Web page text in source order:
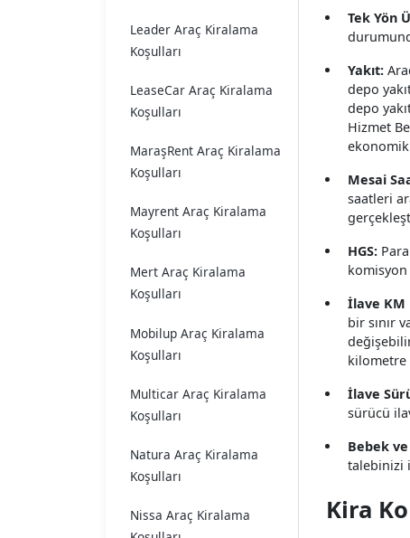
Leader Araç Kiralama
Koşulları
LeaseCar Araç Kiralama
Koşulları
MaraşRent Araç Kiralama
Koşulları
Mayrent Araç Kiralama
Koşulları
Mert Araç Kiralama
Koşulları
Mobilup Araç Kiralama
Koşulları
Multicar Araç Kiralama
Koşulları
Natura Araç Kiralama
Koşulları
Nissa Araç Kiralama
Tek Yön
Yakıt:
depo
depo
Hizmet
Mesai
saatleri
HGS:
İlave KM
bir sınır
kilometre
İlave
sürücü
Bebek
talebinizi
Kira